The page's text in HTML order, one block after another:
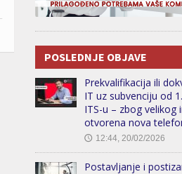
POSLEDNJE OBJAVE
Prekvalifikacija ili
IT uz subvenciju od
ITS-u – zbog velikog
otvorena nova
🕔 12:44, 20/02/2026
Postavljanje i